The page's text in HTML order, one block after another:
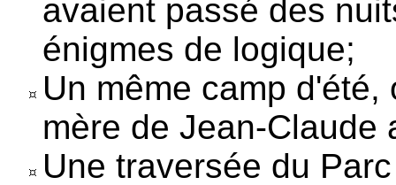
avaient passé des
énigmes de logique;
Un même camp
mère de Jean-Claude
Une traversée du